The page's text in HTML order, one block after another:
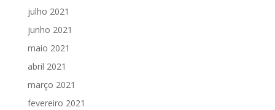
julho 2021
junho 2021
maio 2021
abril 2021
março 2021
fevereiro 2021